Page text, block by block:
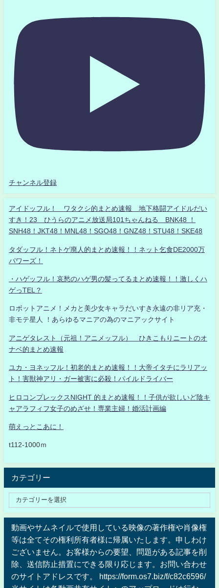
チャンネル登録
アイドッフル！ ワタクシ的まとめ速報 地下格闘アイドルだい
すき！23 ひうらのアニメ放送局101ちゃんねる BNK48 ！
SNH48！JKT48！MNL48！SGO48！GNZ48！STU48！SKE48
タダッフル！ネトゲ廃人的まとめ速報！！ネット乞食DE2000万
パワーズ！
・ハゲッフル！哀愁のハゲ男の髪ってるまとめ速報！！激しくハ
ゲっTEL？
ロボットアニメ！メカと美少女キャラだいすき永遠の非リア充・
非モテ星人 ！あらゆるマニアの為のマニアックサイト
アニゲタレスト（元祖！アニメッフル） ひきこもりニートのオ
ナベ的まとめ速報
ユカ・ヨネッフル！初老的まとめ速報！！大帝イタチにラリアッ
ト！害獣神アリ・ガー被害に必殺！パイルドライバー
ヒロコンプレックスNIGHT 的まとめ速報！！子供が欲しいど陰キ
ャアラフィフ女子のめざせ！専業主婦！婚活計画編
萌えっとこあに！
t112-1000ｍ
カテゴリー
動画やサムネイルで使用している映像の著作権や肖像権
等は全てその権利所有者様に帰属いたします。申しわけ
ございません。お客様からの要望、問題がある記事を削
除、送信防止措置にできる限り応じます。お問い合わせ
のサイトアドレスです。 https://form.os7.biz/f/c82c6596/